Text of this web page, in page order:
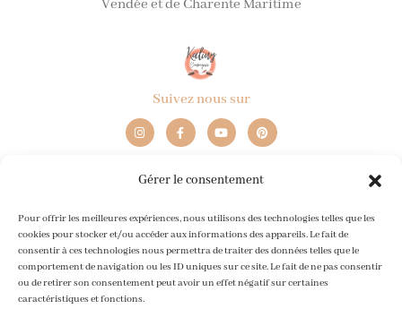
Gérer le consentement
Pour offrir les meilleures expériences, nous utilisons des technologies telles que les
cookies pour stocker et/ou accéder aux informations des appareils. Le fait de
consentir à ces technologies nous permettra de traiter des données telles que le
comportement de navigation ou les ID uniques sur ce site. Le fait de ne pas consentir
ou de retirer son consentement peut avoir un effet négatif sur certaines
caractéristiques et fonctions.
Vendée et de Charente Maritime
Suivez nous sur
I
n
s
g
m
F
a
c
o
Y
o
u
b
P
i
n
r
t
Retrouvez-nous
Contact
CGV
Mentions légales